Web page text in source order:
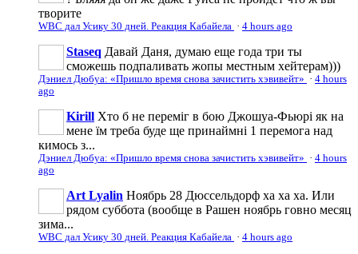
творите
WBC дал Усику 30 дней. Реакция Кабайела · 4 hours ago
Staseq Давай Даня, думаю еще года три ты
сможешь подпаливать жопы местным хейтерам)))
Дэниел Дюбуа: «Пришло время снова зачистить хэвивейт» · 4 hours
ago
Kirill Хто б не переміг в бою Джошуа-Фьюрі як на
мене їм треба буде ще принаймні 1 перемога над
кимось з...
Дэниел Дюбуа: «Пришло время снова зачистить хэвивейт» · 4 hours
ago
Art Lyalin Ноябрь 28 Дюссельдорф ха ха ха. Или
рядом суббота (вообще в Рашен ноябрь говно месяц
зима...
WBC дал Усику 30 дней. Реакция Кабайела · 4 hours ago